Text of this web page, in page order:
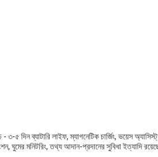
ব্যাটারি লাইফ, ম্যাগনেটিক চার্জিং, ভয়েস
ঘুমের মনিটরিং, তথ্য আদান-প্রদানের সুবিধা ইত্যাদি